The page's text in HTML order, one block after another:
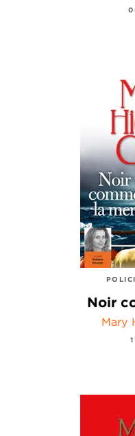
Noir
Mary